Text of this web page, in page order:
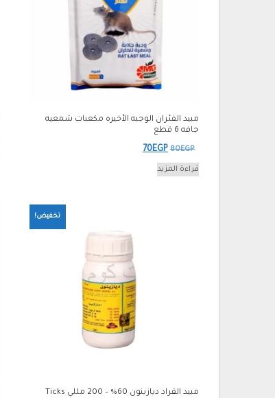
مبيد الفئران الوجبه الأخيره مكعبات شمعيه
جافه 6 قطع
80EGP
السعر
الأصلي
70EGP
قراءة المزيد
تخفيض!
مبيد القراد ديازينون 60% – 200 مللي Ticks